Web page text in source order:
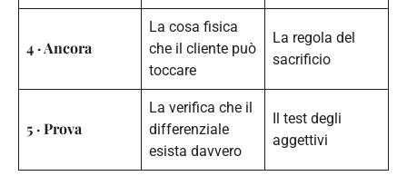
4 · Ancora
La cosa fisica
che il cliente può
toccare
La regola del
sacrificio
5 · Prova
La verifica che il
differenziale
esista davvero
Il test degli
aggettivi